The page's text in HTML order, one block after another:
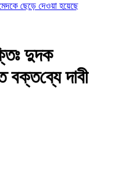
ছেড়ে দেওয়া হয়েছে
দুদক
বক্ত‌ব্যে দাবী